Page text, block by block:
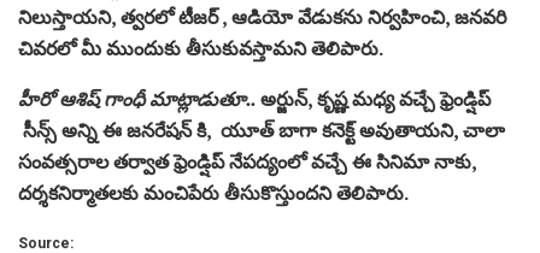
నిలుస్తాయని, త్వరలో టీజర్ , ఆడియో వేడుకను నిర్వహించి, జనవరి
చివరలో మీ ముందుకు తీసుకువస్తామని తెలిపారు.
హీరో ఆశిష్ గాంధీ మాట్లాడుతూ..అర్జున్, కృష్ణ మధ్య వచ్చే ఫ్రెండ్షిప్
సీన్స్ అన్ని ఈ జనరేషన్ కి, యూత్ బాగా కనెక్ట్ అవుతాయని, చాలా
సంవత్సరాల తర్వాత ఫ్రెండ్షిప్ నేపద్యంలో వచ్చే ఈ సినిమా నాకు,
దర్శకనిర్మాతలకు మంచిపేరు తీసుకొస్తుందని తెలిపారు.
Source: